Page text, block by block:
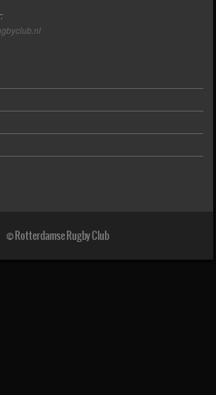
© Rotterdamse Rugby Club